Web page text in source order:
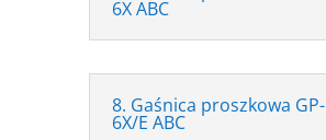
6X ABC
8. Gaśnica proszkowa GP-
6X/E ABC